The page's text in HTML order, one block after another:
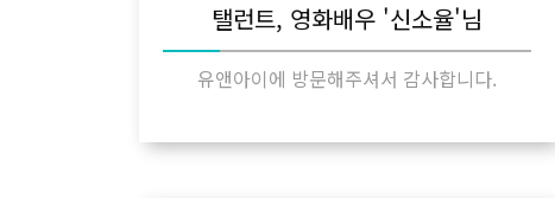
탤런트, 영화배우 '신소율'님
유앤아이에 방문해주셔서 감사합니다.